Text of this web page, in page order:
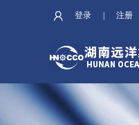
登录 注册